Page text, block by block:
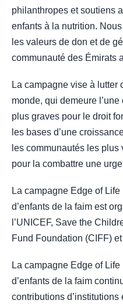
philanthropes et soutiens
enfants à la nutrition.
les valeurs de don et de
communauté des Émirats
La campagne vise à lutter
monde, qui demeure
plus graves pour le droit
les bases d’une
les communautés les
pour la combattre une
La campagne Edge of
d’enfants de la faim est
l’UNICEF, Save the
Fund Foundation (CIFF)
La campagne Edge of
d’enfants de la faim
contributions